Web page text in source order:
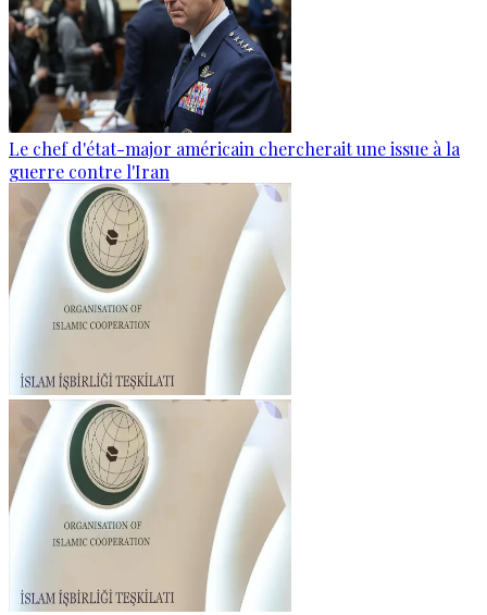
Le chef d'état-major américain chercherait une issue à la
guerre contre l'Iran